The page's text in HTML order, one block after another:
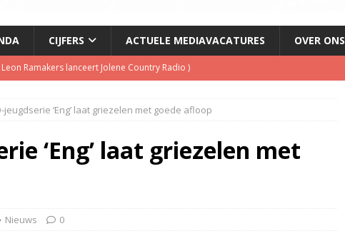
CIJFERS ACTUELE MEDIAVACATURES OVER ONS
Ramakers lanceert Jolene Country Radio )
traditionele tv voor het eerst in omzet)
Menno de Boer geschorst na dickpic in groepsapp
meest actuele nieuwspodcast van Nederland
jeugdserie ‘Eng’ laat griezelen met goede afloop
‘Eng’ laat griezelen met
Nieuws 0